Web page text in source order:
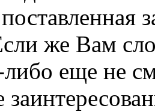
же Вам
еще не